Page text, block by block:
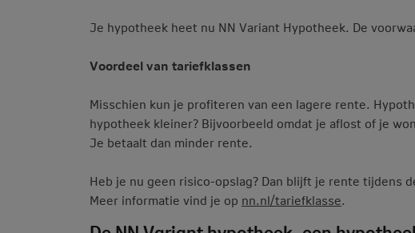
Je hypotheek heet nu NN Variant Hypotheek. De
Voordeel van tariefklassen
Misschien kun je profiteren van een lagere rente.
hypotheek kleiner? Bijvoorbeeld omdat je aflost of je
Je betaalt dan minder rente.
Heb je nu geen risico-opslag? Dan blijft je rente tijdens
Meer informatie vind je op nn.nl/tariefklasse.